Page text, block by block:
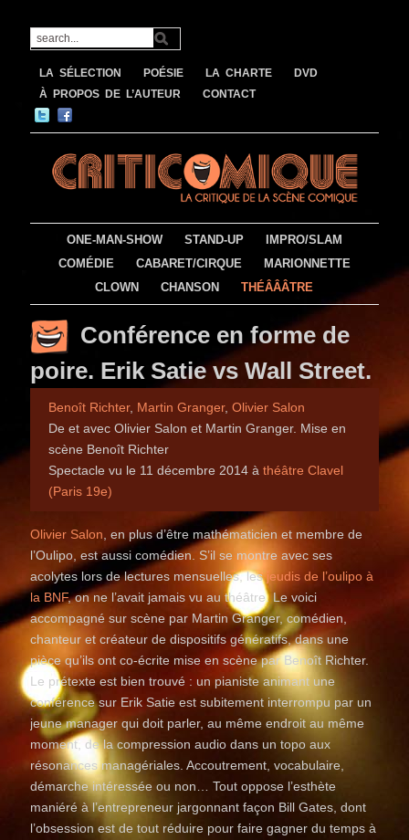
LA SÉLECTION POÉSIE LA CHARTE
DVD
À PROPOS DE L’AUTEUR
CONTACT
ONE-MAN-SHOW STAND-UP
IMPRO/SLAM
COMÉDIE
CABARET/CIRQUE
MARIONNETTE
CLOWN
CHANSON THÉÂÂÂTRE
Conférence en forme de
poire. Erik Satie vs Wall Street.
Benoît Richter, Martin Granger,Olivier Salon
De et avec Olivier Salon et Martin Granger. Mise en
scène Benoît Richter
Spectacle vu le 11 décembre 2014 àthéâtre Clavel
(Paris 19e)
Olivier Salon , en plus d’être mathématicien et membre de
l’Oulipo, est aussi comédien. S’il se montre avec ses
acolytes lors de lectures mensuelles, lesjeudis de l’oulipo à
la BNF, on ne l’avait jamais vu au théâtre. Le voici
accompagné sur scène par Martin Granger, comédien,
chanteur et créateur de dispositifs génératifs, dans une
pièce qu’ils ont co-écrite mise en scène par Benoît Richter.
Le prétexte est bien trouvé : un pianiste animant une
conférence sur Erik Satie est subitement interrompu par un
jeune manager qui doit parler, au même endroit au même
moment, de la compression audio dans un topo aux
résonances managériales. Accoutrement, vocabulaire,
démarche intéressée ou non… Tout oppose l’esthète
maniéré à l’entrepreneur jargonnant façon Bill Gates, dont
l’obsession est de tout réduire pour faire gagner du temps à